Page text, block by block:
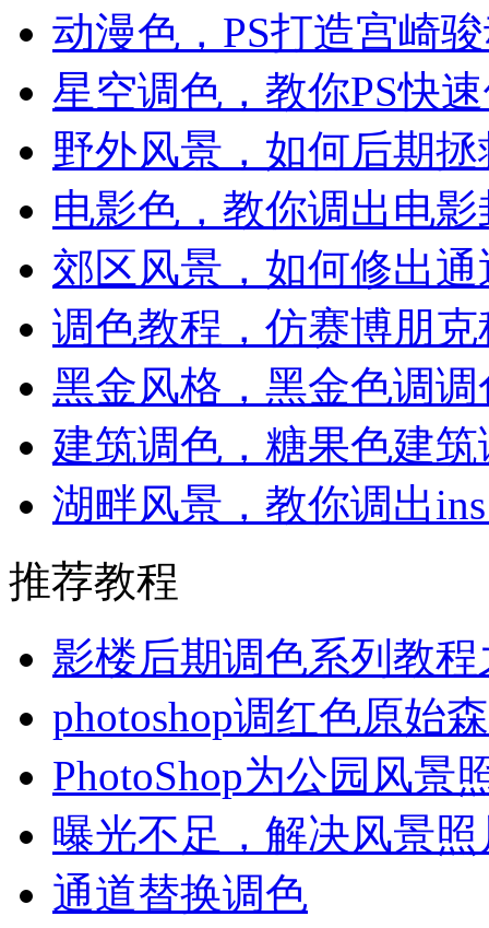
动漫色，PS打造宫崎
星空调色，教你PS快
野外风景，如何后期
电影色，教你调出电
郊区风景，如何修出
调色教程，仿赛博朋
黑金风格，黑金色调
建筑调色，糖果色建
湖畔风景，教你调出
推荐教程
影楼后期调色系列教
photoshop调红色原始
PhotoShop为公园风景
曝光不足，解决风景
通道替换调色